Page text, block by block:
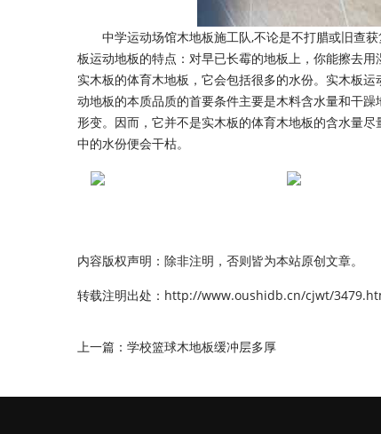
中学运动场馆木地板施工队,不论是不打腊或旧查获
板运动地板的特点：对早已长霉的地板上，你能擦去
实木板的体育木地板，它会包括很多的水份。实木板
动地板的本质品质的首要条件主要是木料含水量和干
形变。因而，它并不是实木板的体育木地板的含水量
中的水份便会干枯。
内容版权声明：除非注明，否则皆为本站原创文章。
转载注明出处： http://www.oushidb.cn/cjwt/
上一篇： 学校篮球木地板缓冲层多厚